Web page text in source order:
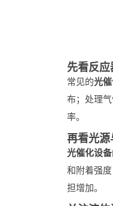
先看反
常见的光
布；处理
率。
再看光源
光催化设备
和附着强
担增加。